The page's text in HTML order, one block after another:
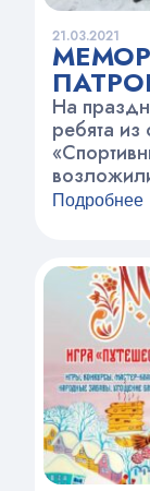
21.03.2021
АКЦИЯ
На
ребята
бойцам 6-
акция
Подробнее